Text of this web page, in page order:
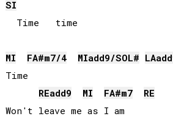
SI
  Time   time
MI FA#m7/4 MIadd9/SOL# LA
Time
REadd9 MI FA#m7
RE
Won't leave me as I am